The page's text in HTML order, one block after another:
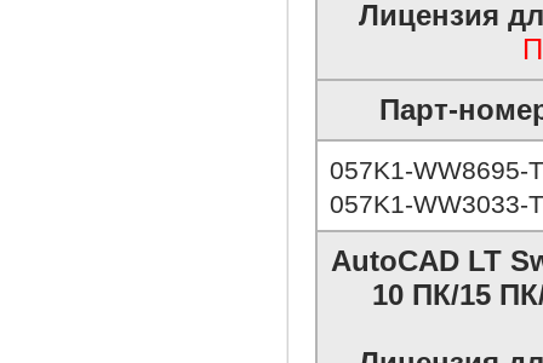
Лицензия
Парт-
057K1-WW8695-
057K1-WW3033-
AutoCAD LT
10 ПК/15